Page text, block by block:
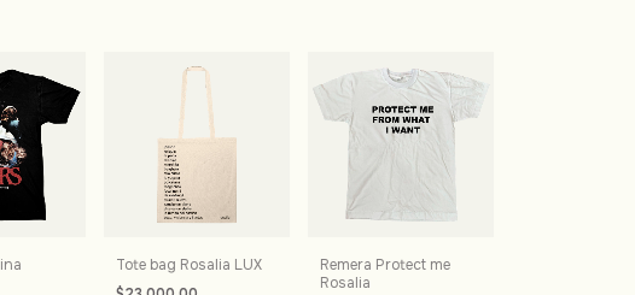
Tote bag Rosalia LUX
Remera Protect me
Rosalia